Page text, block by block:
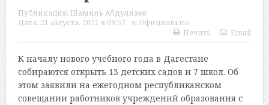
Публикация: Шамиль Абдуллаев
Дата: 21 августа, 2021 в 09:57 в: Официально
Печать
Email
К началу нового учебного года в Дагестане
собираются открыть 13 детских садов и 7 школ. Об
этом заявили на ежегодном республиканском
совещании работников учреждений образования с